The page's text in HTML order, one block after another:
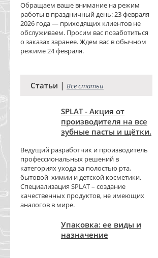
Обращаем ваше внимание на режим
работы в праздничный день: 23 февраля
2026 года — приходящих клиентов не
обслуживаем. Просим вас позаботиться
о заказах заранее. Ждем вас в обычном
режиме 24 февраля.
Статьи | Все статьи
SPLAT - Акция от
производителя на все
зубные пасты и щётки.
Ведущий разработчик и производитель
профессиональных решений в
категориях ухода за полостью рта,
бытовой химии и детской косметики.
Специализация SPLAT – создание
качественных продуктов, не имеющих
аналогов в мире.
Упаковка: ее виды и
назначение